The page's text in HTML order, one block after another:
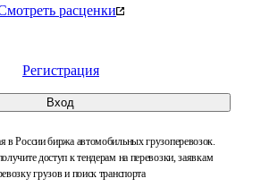
расценки
Регистрация
Вход
России биржа автомобильных грузоперевозок.
доступ к тендерам на перевозки, заявкам
грузов и поиск транспорта